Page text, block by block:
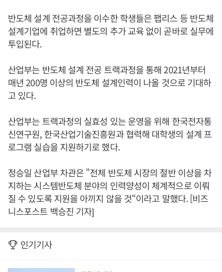
반도체 설계 전공과정을 이수한 학생들은 팹리스 등 반도체
설계기업에 취업하면 별도의 추가 교육 없이 곧바로 실무에
투입된다.
산업부는 반도체 설계 전공 트랙과정을 통해 2021년부터
매년 200명 이상의 반도체 설계인력이 나올 것으로 기대하
고 있다.
산업부는 트랙과정의 실효성 있는 운영을 위해 한국전자통
신연구원, 한국산업기술진흥원과 협력해 대학생의 설계 프
로그램 실습을 지원하기로 했다.
정승일 산업부 차관은 "전체 반도체 시장의 절반 이상을 차
지하는 시스템반도체 분야의 인력양성이 체계적으로 이뤄
질 수 있도록 지원을 아끼지 않을 것“이라고 말했다. [비즈
니스포스트 백승진 기자]
인기기사